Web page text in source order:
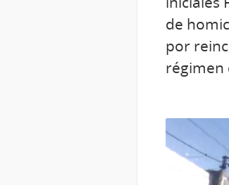
de
por
régimen